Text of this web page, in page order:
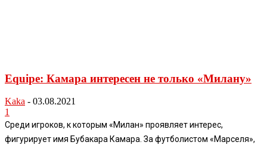
Equipe: Камара интересен не только «Милану»
Kaka - 03.08.2021
1
Среди игроков, к которым «Милан» проявляет интерес,
фигурирует имя Бубакара Камара. За футболистом «Марселя»,